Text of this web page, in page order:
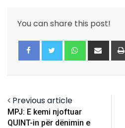
You can share this post!
Whatsapp
Share
via
Previous article
MPJ: E kemi njoftuar
QUINT-in për dënimin e